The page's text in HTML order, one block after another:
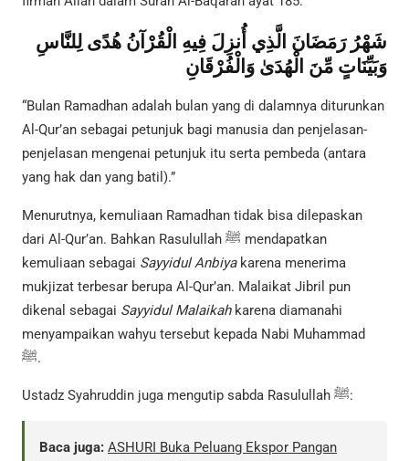
شَهْرُ رَمَضَانَ الَّذِي أُنزِلَ فِيهِ الْقُرْآنُ هُدًى لِلنَّاسِ
وَبَيِّنَاتٍ مِّنَ الْهُدَىٰ وَالْفُرْقَانِ
“Bulan Ramadhan adalah bulan yang di dalamnya diturunkan
Al-Qur’an sebagai petunjuk bagi manusia dan penjelasan-
penjelasan mengenai petunjuk itu serta pembeda (antara
yang hak dan yang batil).”
Menurutnya, kemuliaan Ramadhan tidak bisa dilepaskan
dari Al-Qur’an. Bahkan Rasulullah ﷺ mendapatkan
kemuliaan sebagai Sayyidul Anbiyakarena menerima
mukjizat terbesar berupa Al-Qur’an. Malaikat Jibril pun
dikenal sebagai Sayyidul Malaikahkarena diamanahi
menyampaikan wahyu tersebut kepada Nabi Muhammad
ﷺ.
Ustadz Syahruddin juga mengutip sabda Rasulullah ﷺ:
Baca juga: ASHURI Buka Peluang Ekspor Pangan